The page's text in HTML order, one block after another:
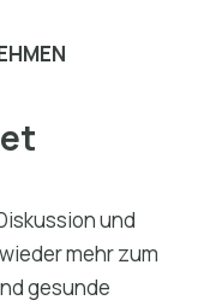
und
mehr zum
gesunde